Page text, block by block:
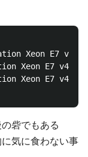
Xeon E7 v4/
Xeon E7 v4/
Xeon E7 v4/
砦でもある
気に食わない事